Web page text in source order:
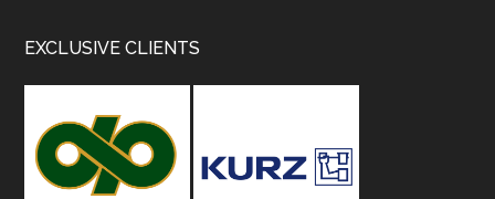
Footer
EXCLUSIVE CLIENTS